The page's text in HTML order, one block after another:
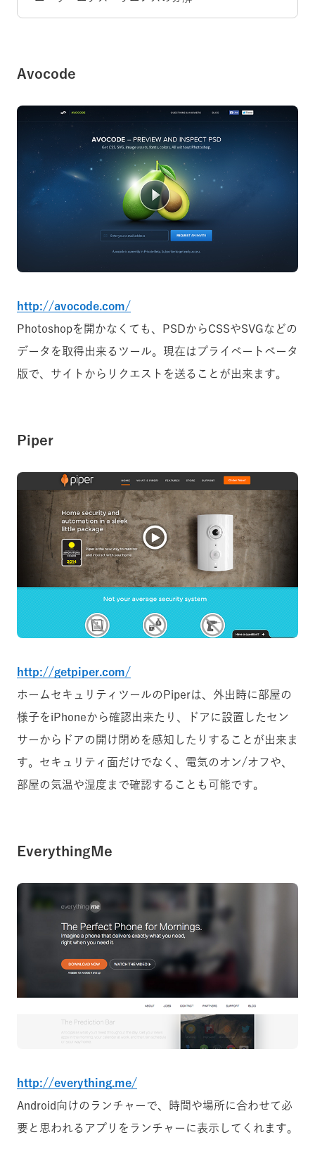
Avocode
http://avocode.com/
Photoshopを開かなくても、PSDからCSSやSVGなどの
データを取得出来るツール。現在はプライベートベータ
版で、サイトからリクエストを送ることが出来ます。
Piper
http://getpiper.com/
ホームセキュリティツールのPiperは、外出時に部屋の
様子をiPhoneから確認出来たり、ドアに設置したセン
サーからドアの開け閉めを感知したりすることが出来ま
す。セキュリティ面だけでなく、電気のオン/オフや、
部屋の気温や湿度まで確認することも可能です。
EverythingMe
http://everything.me/
Android向けのランチャーで、時間や場所に合わせて必
要と思われるアプリをランチャーに表示してくれます。